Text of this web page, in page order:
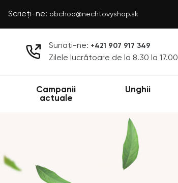
Scrieți-ne: obchod@nechtovyshop.sk
Sunați-ne: +421 907 917 349
Zilele lucrătoare de la 8.30 la 17.00
Campanii
actuale
Unghii